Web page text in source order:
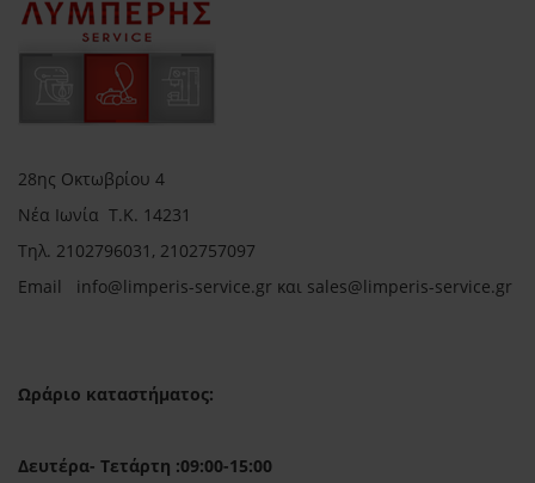
28ης Οκτωβρίου 4
Νέα Ιωνία Τ.Κ. 14231
Τηλ. 2102796031, 2102757097
Email info@limperis-service.gr και sales@limperis-service.gr
Ωράριο καταστήματος:
Δευτέρα- Τετάρτη :09:00-15:00